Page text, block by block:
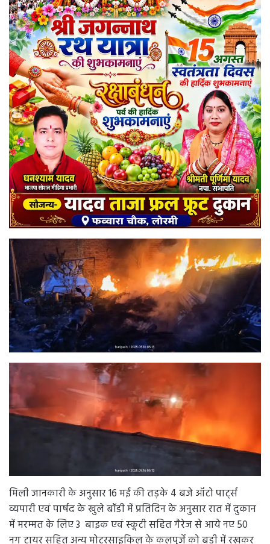
मिली जानकारी के अनुसार 16 मई की तड़के 4 बजे ऑटो पार्ट्स
व्यपारी एवं पार्षद के खुले बॉडी में प्रतिदिन के अनुसार रात में दुकान
में मरम्मत के लिए 3 बाइक एवं स्कूटी सहित गैरेज से आये नए 50
नग टायर सहित अन्य मोटरसाइकिल के कलपुर्जे को बड़ी में रखकर